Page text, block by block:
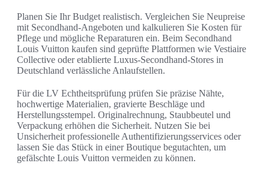
Planen Sie Ihr Budget realistisch. Vergleichen Sie Neupreise
mit Secondhand-Angeboten und kalkulieren Sie Kosten für
Pflege und mögliche Reparaturen ein. Beim Secondhand
Louis Vuitton kaufen sind geprüfte Plattformen wie Vestiaire
Collective oder etablierte Luxus-Secondhand-Stores in
Deutschland verlässliche Anlaufstellen.
Für die LV Echtheitsprüfung prüfen Sie präzise Nähte,
hochwertige Materialien, gravierte Beschläge und
Herstellungsstempel. Originalrechnung, Staubbeutel und
Verpackung erhöhen die Sicherheit. Nutzen Sie bei
Unsicherheit professionelle Authentifizierungsservices oder
lassen Sie das Stück in einer Boutique begutachten, um
gefälschte Louis Vuitton vermeiden zu können.